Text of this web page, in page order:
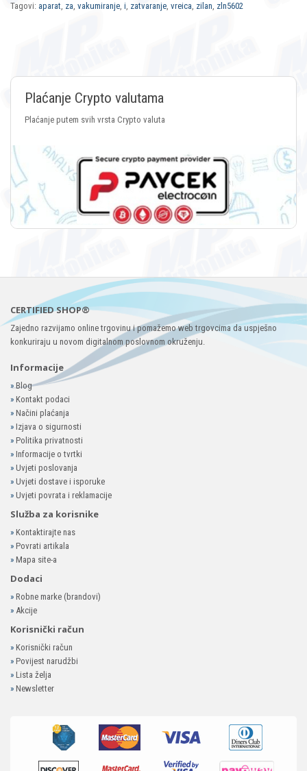
Tagovi: aparat, za, vakumiranje, i, zatvaranje, vreica, zilan, zln5602
Plaćanje Crypto valutama
Plaćanje putem svih vrsta Crypto valuta
CERTIFIED SHOP®
Zajedno razvijamo online trgovinu i pomažemo web trgovcima da uspješno
konkuriraju u novom digitalnom poslovnom okruženju.
Informacije
»Blog
» Kontakt podaci
» Načini plaćanja
» Izjava o sigurnosti
» Politika privatnosti
» Informacije o tvrtki
» Uvjeti poslovanja
» Uvjeti dostave i isporuke
» Uvjeti povrata i reklamacije
Služba za korisnike
» Kontaktirajte nas
» Povrati artikala
» Mapa site-a
Dodaci
» Robne marke (brandovi)
» Akcije
Korisnički račun
» Korisnički račun
» Povijest narudžbi
» Lista želja
» Newsletter